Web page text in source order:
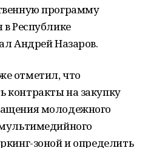
программу
в Республике
Андрей Назаров.
отметил, что
контракты на закупку
молодежного
зоной и определить